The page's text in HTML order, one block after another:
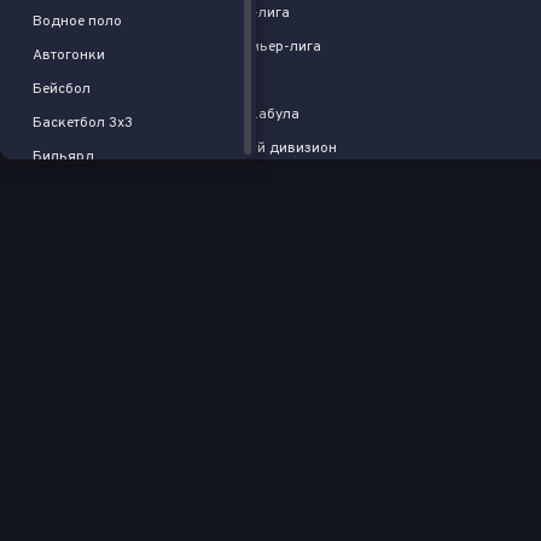
Индия. Тамил Наду Премьер-лига
Вест-Индия. Карибская Премьер-лига
Нидерланды. Топкласс
Афганистан. Премьер-лига Кабула
Португалия. Лига Гриззли. 2-й дивизион
Водное поло
Автогонки
Бейсбол
Баскетбол 3x3
Бильярд